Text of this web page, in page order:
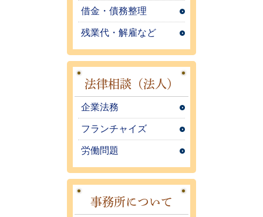
借金・債務整理
残業代・解雇など
法律相談（法人）
企業法務
フランチャイズ
労働問題
事務所について